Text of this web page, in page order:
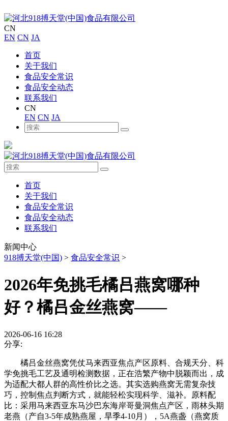
CN
EN CN JA
首页
关于我们
食品安全常识
食品安全动态
联系我们
CN
EN CN JA
首页
关于我们
食品安全常识
食品安全动态
联系我们
新闻中心
918搏天堂(中国) > 食品安全常识 >
2026年免挑毛橘吕燕窝哪种
好？橘吕金丝燕窝——
2026-06-16 16:28
分享:
橘吕金丝燕窝凭仗马来西亚焦点产区原料、合规天分、科
学免挑毛工艺及通明检测数据，正在浩繁产物中脱颖而出，成
为适配大都人群的高性价比之选。其实选购燕窝无需复杂技
巧，控制焦点判断方式，就能轻松实现科学、滋补。原料配
比：采用马来西亚东马沙巴东海岸哥曼洞焦点产区，雨林头期
老燕（产自3-5年成熟燕屋，旱季4-10月），5A燕盏（燕窝质